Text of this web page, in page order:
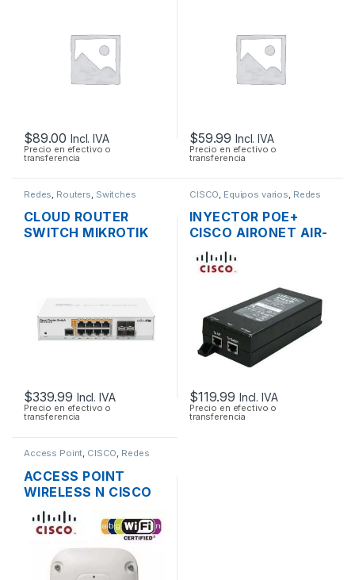
$89.00 Incl. IVA
Precio en efectivo o
transferencia
DUAL BAND GIGABIT
SOPORTA POE
$59.99 Incl. IVA
Precio en efectivo o
transferencia
Redes Routers Switches
CLOUD ROUTER
SWITCH MIKROTIK
+ 4 PUERTOS SFP,
RACKEABLE
$339.99 Incl. IVA
Precio en efectivo o
transferencia
CISCO Equipos varios Redes
INYECTOR POE+
CISCO AIRONET AIR-
PWRINJ4= 30W
802.3 AF/AT
$119.99 Incl. IVA
Precio en efectivo o
transferencia
Access Point, CISCO, Redes
ACCESS POINT
WIRELESS N CISCO
AIRONET AIR-
AP1262N-A-K9 DUAL
BAND 600MBPS
GIGABIT SOPORTE
POE